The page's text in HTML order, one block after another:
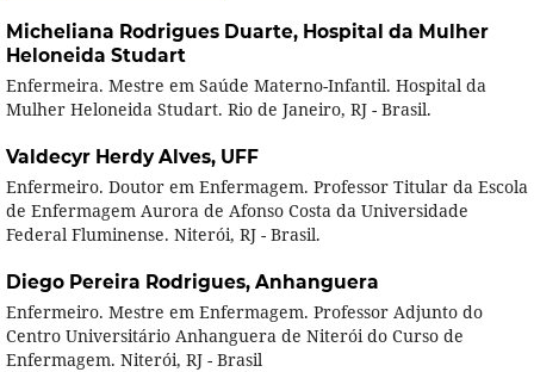
Micheliana Rodrigues Duarte, Hospital da Mulher
Heloneida Studart
Enfermeira. Mestre em Saúde Materno-Infantil. Hospital da
Mulher Heloneida Studart. Rio de Janeiro, RJ - Brasil.
Valdecyr Herdy Alves, UFF
Enfermeiro. Doutor em Enfermagem. Professor Titular da Escola
de Enfermagem Aurora de Afonso Costa da Universidade
Federal Fluminense. Niterói, RJ - Brasil.
Diego Pereira Rodrigues, Anhanguera
Enfermeiro. Mestre em Enfermagem. Professor Adjunto do
Centro Universitário Anhanguera de Niterói do Curso de
Enfermagem. Niterói, RJ - Brasil